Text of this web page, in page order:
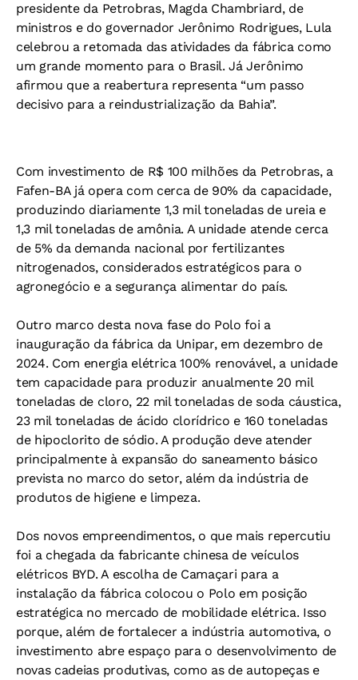
presidente da Petrobras, Magda Chambriard, de
ministros e do governador Jerônimo Rodrigues, Lula
celebrou a retomada das atividades da fábrica como
um grande momento para o Brasil. Já Jerônimo
afirmou que a reabertura representa “um passo
decisivo para a reindustrialização da Bahia”.
Com investimento de R$ 100 milhões da Petrobras, a
Fafen-BA já opera com cerca de 90% da capacidade,
produzindo diariamente 1,3 mil toneladas de ureia e
1,3 mil toneladas de amônia. A unidade atende cerca
de 5% da demanda nacional por fertilizantes
nitrogenados, considerados estratégicos para o
agronegócio e a segurança alimentar do país.
Outro marco desta nova fase do Polo foi a
inauguração da fábrica da Unipar, em dezembro de
2024. Com energia elétrica 100% renovável, a unidade
tem capacidade para produzir anualmente 20 mil
toneladas de cloro, 22 mil toneladas de soda cáustica,
23 mil toneladas de ácido clorídrico e 160 toneladas
de hipoclorito de sódio. A produção deve atender
principalmente à expansão do saneamento básico
prevista no marco do setor, além da indústria de
produtos de higiene e limpeza.
Dos novos empreendimentos, o que mais repercutiu
foi a chegada da fabricante chinesa de veículos
elétricos BYD. A escolha de Camaçari para a
instalação da fábrica colocou o Polo em posição
estratégica no mercado de mobilidade elétrica. Isso
porque, além de fortalecer a indústria automotiva, o
investimento abre espaço para o desenvolvimento de
novas cadeias produtivas, como as de autopeças e